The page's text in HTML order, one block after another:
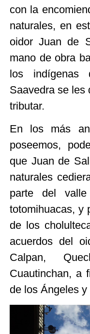
con la
naturales, en
oidor Juan de
mano de obra
los indígenas
Saavedra se
tributar.
En los más
poseemos,
que Juan de
naturales
parte del
totomihuacas, y
de los
acuerdos del
Calpan,
Cuautinchan, a
de los Ángeles